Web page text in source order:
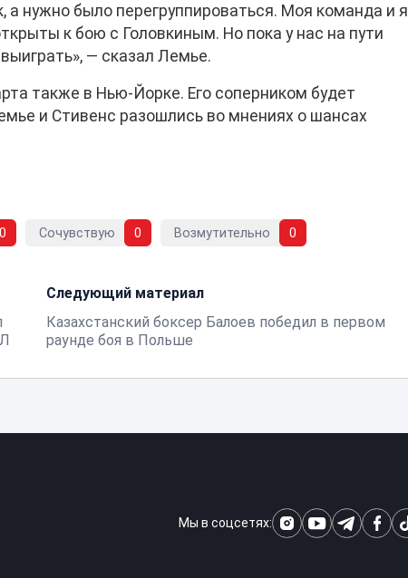
а нужно было перегруппироваться. Моя команда и я
к бою с Головкиным. Но пока у нас на пути
— сказал Лемье.
также в Нью-Йорке. Его соперником будет
и Стивенс разошлись во мнениях о шансах
0 Сочувствую 0 Возмутительно 0
Следующий материал
Казахстанский боксер Балоев победил в первом
раунде боя в Польше
Мы в соцсетях: